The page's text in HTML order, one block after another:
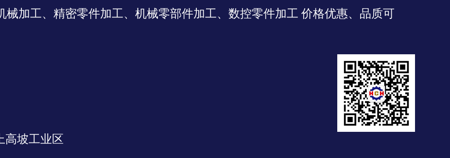
械加工、精密零件加工、机械零部件加工、数控零件加工 价格优惠、品质可
高坡工业区